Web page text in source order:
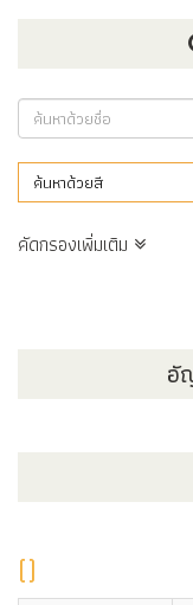
ค้นหาด้วยสี
คัดกรองเพิ่มเติม
อั
()